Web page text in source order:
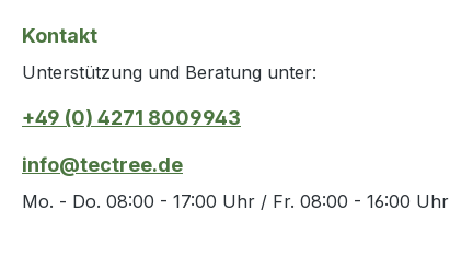
Kontakt
Unterstützung und Beratung unter:
+49 (0) 4271 8009943
info@tectree.de
Mo. - Do. 08:00 - 17:00 Uhr / Fr. 08:00 - 16:00 Uhr